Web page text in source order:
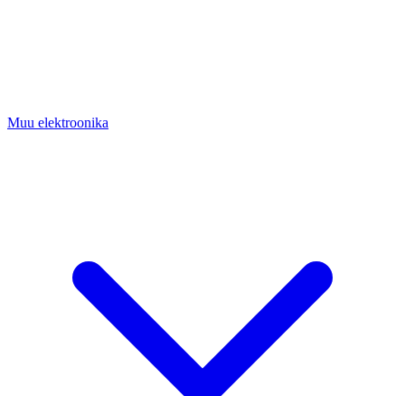
Muu elektroonika